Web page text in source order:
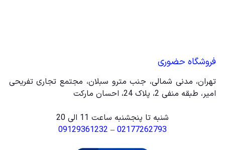
فروشگاه حضوری
تهران، مدنی شمالی، جنب مترو سبلان، مجتمع تجاری تفریحی
امیر، طبقه منفی 2، پلاک 24، احسان مارکت
شنبه تا پنجشنبه ساعت 11 الی 20
02177262793
–
09129361232